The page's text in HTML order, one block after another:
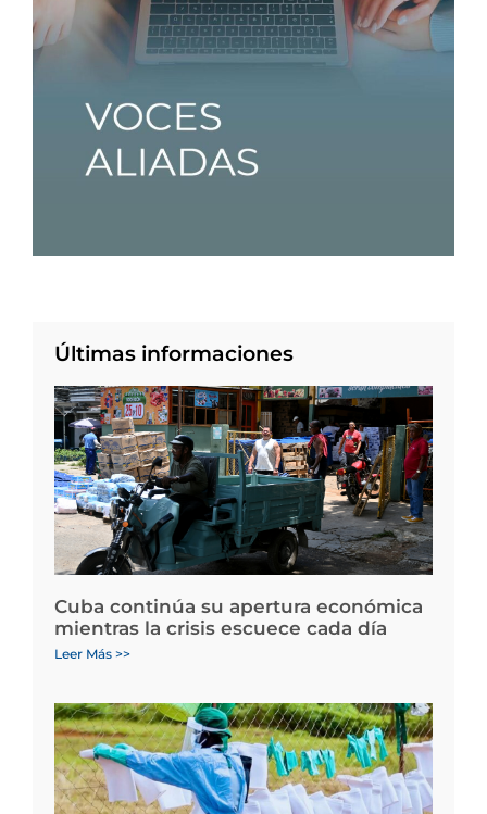
Últimas informaciones
Cuba continúa su apertura económica
mientras la crisis escuece cada día
Leer Más >>